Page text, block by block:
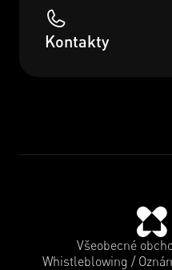
Kontakty
Všeobecné
Whistleblowing /